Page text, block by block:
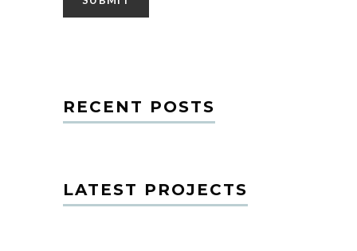
RECENT POSTS
LATEST PROJECTS